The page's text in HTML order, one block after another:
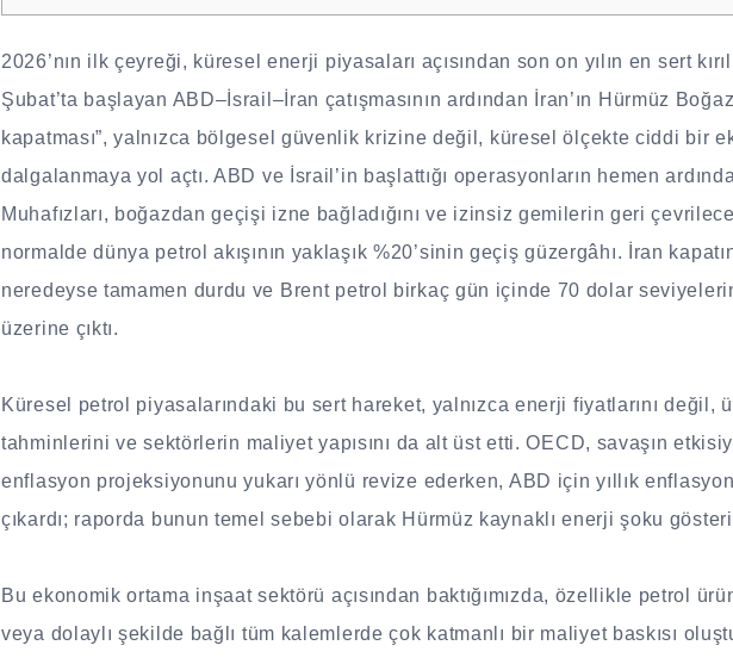
2026’nın ilk çeyreği, küresel enerji piyasaları açısından son on yılın en sert
Şubat’ta başlayan ABD–İsrail–İran çatışmasının ardından İran’ın Hürmüz
kapatması”, yalnızca bölgesel güvenlik krizine değil, küresel ölçekte ciddi bir
dalgalanmaya yol açtı. ABD ve İsrail’in başlattığı operasyonların hemen
Muhafızları, boğazdan geçişi izne bağladığını ve izinsiz gemilerin geri
normalde dünya petrol akışının yaklaşık %20’sinin geçiş güzergâhı. İran
neredeyse tamamen durdu ve Brent petrol birkaç gün içinde 70 dolar
üzerine çıktı.
Küresel petrol piyasalarındaki bu sert hareket, yalnızca enerji fiyatlarını değil,
tahminlerini ve sektörlerin maliyet yapısını da alt üst etti. OECD, savaşın
enflasyon projeksiyonunu yukarı yönlü revize ederken, ABD için yıllık
çıkardı; raporda bunun temel sebebi olarak Hürmüz kaynaklı enerji şoku
Bu ekonomik ortama inşaat sektörü açısından baktığımızda, özellikle petrol
veya dolaylı şekilde bağlı tüm kalemlerde çok katmanlı bir maliyet baskısı